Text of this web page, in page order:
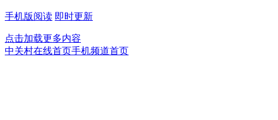
手机版阅读 即时更新
点击加载更多内容
中关村在线首页手机频道首页